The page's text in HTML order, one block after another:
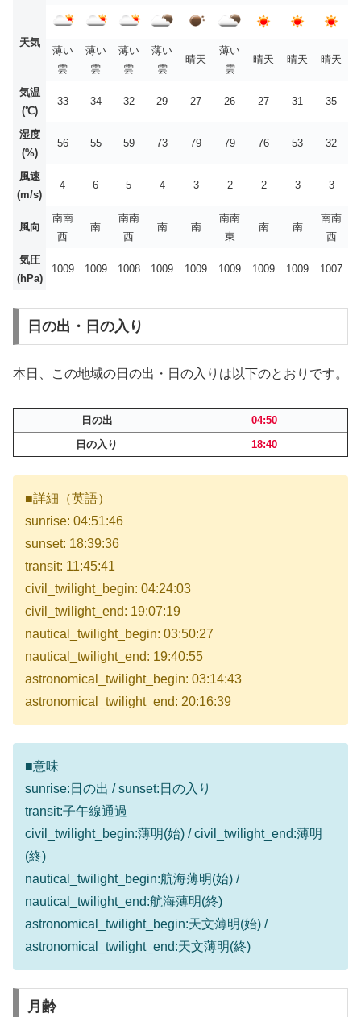
天気
薄い
雲
薄い
雲
薄い
雲
薄い
雲
晴天
薄い
雲
晴天 晴天 晴天
気温
(℃)
33 34 32 29 27 26 27 31 35
湿度
(%)
56 55 59 73 79 79 76 53 32
風速
(m/s)
4 6 5 4 3 2 2 3 3
風向
南南
西
南
南南
西
南 南
南南
東
南 南
南南
西
気圧
(hPa)
1009 1009 1008 1009 1009 1009 1009 1009 1007
日の出・日の入り
本日、この地域の日の出・日の入りは以下のとおりです。
日の出
04:50
日の入り
18:40
■詳細（英語）
sunrise: 04:51:46
sunset: 18:39:36
transit: 11:45:41
civil_twilight_begin: 04:24:03
civil_twilight_end: 19:07:19
nautical_twilight_begin: 03:50:27
nautical_twilight_end: 19:40:55
astronomical_twilight_begin: 03:14:43
astronomical_twilight_end: 20:16:39
■意味
sunrise:日の出 / sunset:日の入り
transit:子午線通過
civil_twilight_begin:薄明(始) / civil_twilight_end:薄明
(終)
nautical_twilight_begin:航海薄明(始) /
nautical_twilight_end:航海薄明(終)
astronomical_twilight_begin:天文薄明(始) /
astronomical_twilight_end:天文薄明(終)
月齢